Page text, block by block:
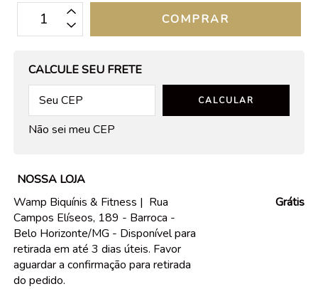
OPÇÕES DE FRETE
CALCULE SEU FRETE
CALCULAR
Não sei meu CEP
NOSSA LOJA
Wamp Biquínis & Fitness | Rua
Campos Elíseos, 189 - Barroca -
Belo Horizonte/MG - Disponível para
retirada em até 3 dias úteis. Favor
aguardar a confirmação para retirada
do pedido.
Grátis